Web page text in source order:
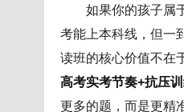
如果你的孩子属
考能上本科线，但一
读班的核心价值不在
高考实考节奏+抗压
更多的题，而是更精